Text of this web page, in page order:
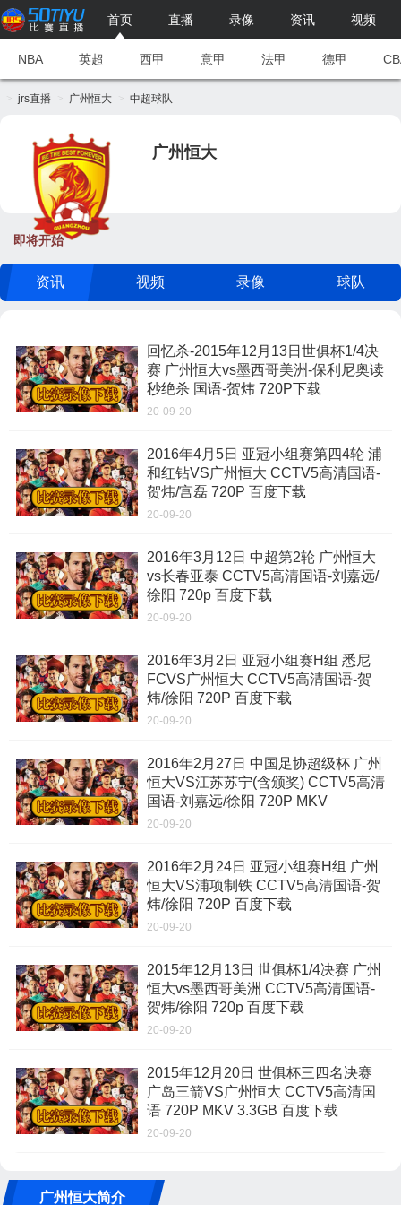
首页 直播 录像 资讯 视频
NBA 英超 西甲 意甲 法甲 德甲
jrs直播 广州恒大 中超球队
广州恒大
即将开始
资讯 视频 录像 球队
回忆杀-2015年12月13日世俱杯1/4决
赛 广州恒大vs墨西哥美洲-保利尼奥读
秒绝杀 国语-贺炜 720P下载
20-09-20
2016年4月5日 亚冠小组赛第四4轮 浦
和红钻VS广州恒大 CCTV5高清国语-
贺炜/宫磊 720P 百度下载
20-09-20
2016年3月12日 中超第2轮 广州恒大
vs长春亚泰 CCTV5高清国语-刘嘉远/
徐阳 720p 百度下载
20-09-20
2016年3月2日 亚冠小组赛H组 悉尼
FCVS广州恒大 CCTV5高清国语-贺
炜/徐阳 720P 百度下载
20-09-20
2016年2月27日 中国足协超级杯 广州
恒大VS江苏苏宁(含颁奖) CCTV5高清
国语-刘嘉远/徐阳 720P MKV
20-09-20
2016年2月24日 亚冠小组赛H组 广州
恒大VS浦项制铁 CCTV5高清国语-贺
炜/徐阳 720P 百度下载
20-09-20
2015年12月13日 世俱杯1/4决赛 广州
恒大vs墨西哥美洲 CCTV5高清国语-
贺炜/徐阳 720p 百度下载
20-09-20
2015年12月20日 世俱杯三四名决赛
广岛三箭VS广州恒大 CCTV5高清国
语 720P MKV 3.3GB 百度下载
20-09-20
广州恒大简介